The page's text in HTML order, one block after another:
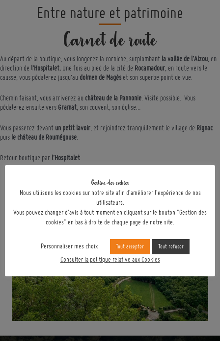
Entre nature et patrimoine
Carnet de route
Au départ de la boutique, vous longerez la corniche, surplombant la vallée de l’Alzou, en
direction de l’Hospitalet. Une fois au pied de la cité de Rocamadour, en route vers le
causse, vous pédalerez jusqu’au dolmen de Magès et son superbe point de vue.
Chemin faisant, vous arriverez au château de la Pannonie. Visite possible. Vous
pédalerez ensuite vers Gramat, son couvent, son église…
Vous passerez devant un petit lavoir, et rejoindrez tranquillement le village de Rignac
puis le château de Roumégouse.
Retour boutique par l’Hospitalet.
Gestion des cookies
Nous utilisons les cookies sur notre site afin d’améliorer l’expérience de nos
utilisateurs.
Vous pouvez changer d'avis à tout moment en cliquant sur le bouton "Gestion des
cookies" en bas à droite de chaque page de notre site.
Personnaliser mes choix Tout accepter Tout refuser
Consulter la politique relative aux Cookies